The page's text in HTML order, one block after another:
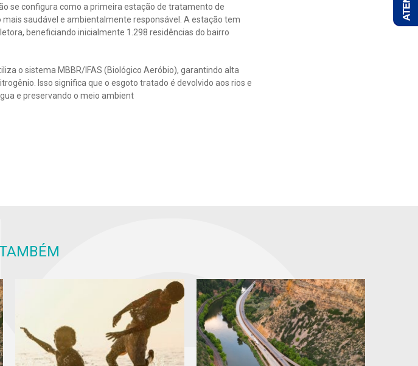
se configura como a primeira estação de tratamento de
saudável e ambientalmente responsável. A estação tem
beneficiando inicialmente 1.298 residências do bairro
o sistema MBBR/IFAS (Biológico Aeróbio), garantindo alta
Isso significa que o esgoto tratado é devolvido aos rios e
e preservando o meio ambient